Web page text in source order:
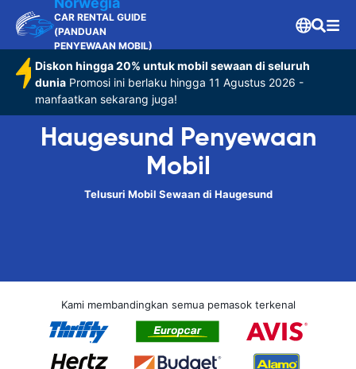
CAR RENTAL GUIDE
(PANDUAN
PENYEWAAN MOBIL)
Diskon hingga 20% untuk mobil sewaan di seluruh
dunia Promosi ini berlaku hingga 11 Agustus 2026 -
manfaatkan sekarang juga!
Haugesund Penyewaan
Mobil
Telusuri Mobil Sewaan di Haugesund
Kami membandingkan semua pemasok terkenal